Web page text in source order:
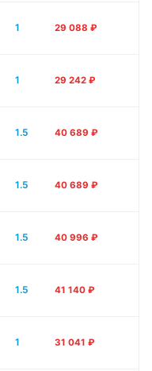
1 29 088 ₽
1 29 242 ₽
1.5 40 689 ₽
1.5 40 689 ₽
1.5 40 996 ₽
1.5 41 140 ₽
1 31 041 ₽